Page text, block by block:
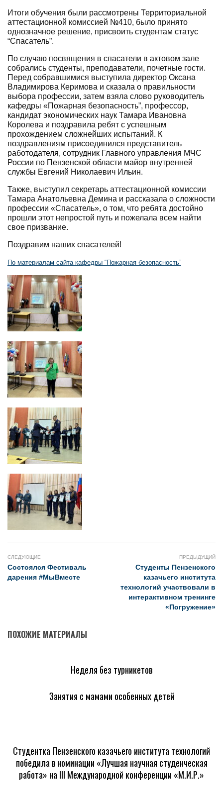
Итоги обучения были рассмотрены Территориальной
аттестационной комиссией №410, было принято
однозначное решение, присвоить студентам статус
“Спасатель”.
По случаю посвящения в спасатели в актовом зале
собрались студенты, преподаватели, почетные гости.
Перед собравшимися выступила директор Оксана
Владимирова Керимова и сказала о правильности
выбора профессии, затем взяла слово руководитель
кафедры «Пожарная безопасность”, профессор,
кандидат экономических наук Тамара Ивановна
Королева и поздравила ребят с успешным
прохождением сложнейших испытаний. К
поздравлениям присоединился представитель
работодателя, сотрудник Главного управления МЧС
России по Пензенской области майор внутренней
службы Евгений Николаевич Ильин.
Также, выступил секретарь аттестационной комиссии
Тамара Анатольевна Демина и рассказала о сложности
профессии «Спасатель», о том, что ребята достойно
прошли этот непростой путь и пожелала всем найти
свое призвание.
Поздравим наших спасателей!
По материалам сайта кафедры “Пожарная безопасность”
СЛЕДУЮЩИЕ
Состоялся Фестиваль
дарения #МыВместе
ПРЕДЫДУЩИЙ
Студенты Пензенского
казачьего института
технологий участвовали в
интерактивном тренинге
«Погружение»
ПОХОЖИЕ МАТЕРИАЛЫ
Неделя без турникетов
Занятия с мамами особенных детей
Студентка Пензенского казачьего института технологий
победила в номинации «Лучшая научная студенческая
работа» на III Международной конференции «М.И.Р.»